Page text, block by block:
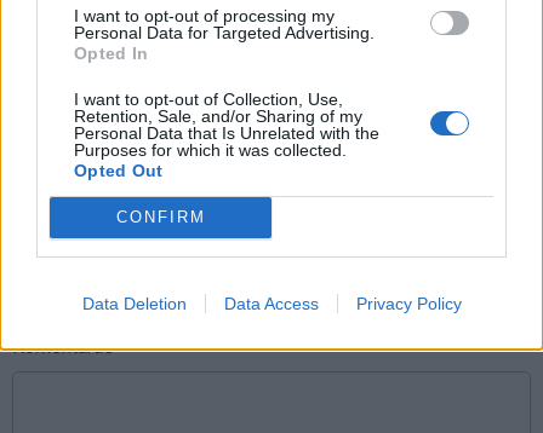
I want to opt-out of processing my
Personal Data for Targeted Advertising.
Opted In
I want to opt-out of Collection, Use,
Retention, Sale, and/or Sharing of my
Personal Data that Is Unrelated with the
Purposes for which it was collected.
Opted Out
CONFIRM
Data Deletion Data Access Privacy Policy
Rašyti komentarą
Jūsų vardas
Komentaras